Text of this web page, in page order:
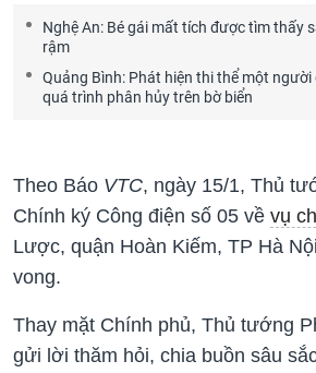
Nghệ An: Bé gái mất tích được tìm thấy
rậm
Quảng Bình: Phát hiện thi thể một
quá trình phân hủy trên bờ biển
Theo Báo VTC, ngày 15/1, Thủ
Chính ký Công điện số 05 về vụ
Lược, quận Hoàn Kiếm, TP Hà
vong.
Thay mặt Chính phủ, Thủ tướng
gửi lời thăm hỏi, chia buồn sâu